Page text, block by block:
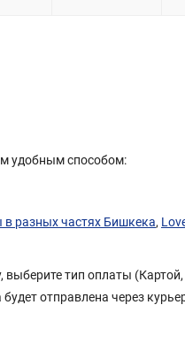
удобным способом:
разных частях Бишкека,
выберите тип оплаты
отправлена через